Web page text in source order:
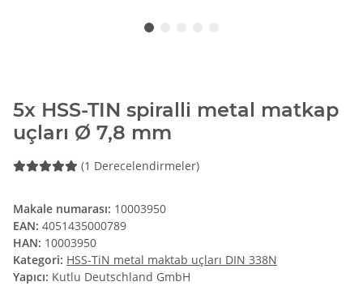
5x HSS-TIN spiralli metal matkap
uçları Ø 7,8 mm
(1 Derecelendirmeler)
Makale numarası: 10003950
EAN: 4051435000789
HAN: 10003950
Kategori: HSS-TiN metal maktab uçları DIN 338N
Yapıcı: Kutlu Deutschland GmbH